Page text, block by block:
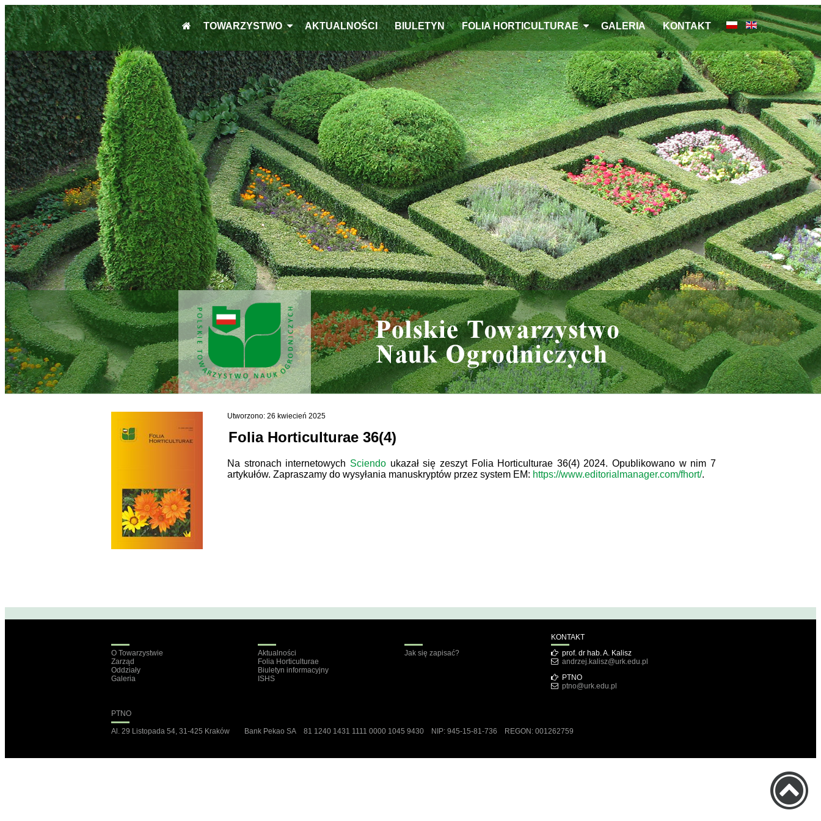
TOWARZYSTWO AKTUALNOŚCI BIULETYN FOLIA HORTICULTURAE GALERIA KONTAKT
Folia Horticulturae 36(4)
Utworzono: 26 kwiecień 2025
Na stronach internetowych Sciendoukazał się zeszyt Folia Horticulturae 36(4) 2024. Opublikowano w nim 7
artykułów. Zapraszamy do wysyłania manuskryptów przez system EM: https://www.editorialmanager.com/fhort/.
KONTAKT
O Towarzystwie
Zarząd
Oddziały
Galeria
Aktualności
Folia Horticulturae
Biuletyn informacyjny
ISHS
Jak się zapisać?
prof. dr hab. A. Kalisz
andrzej.kalisz@urk.edu.pl
PTNO
ptno@urk.edu.pl
PTNO
Al. 29 Listopada 54, 31-425 Kraków Bank Pekao SA 81 1240 1431 1111 0000 1045 9430 NIP: 945-15-81-736 REGON: 001262759